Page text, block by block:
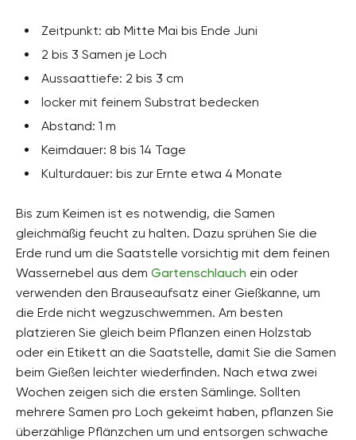
Zeitpunkt: ab Mitte Mai bis Ende Juni
2 bis 3 Samen je Loch
Aussaattiefe: 2 bis 3 cm
locker mit feinem Substrat bedecken
Abstand: 1 m
Keimdauer: 8 bis 14 Tage
Kulturdauer: bis zur Ernte etwa 4 Monate
Bis zum Keimen ist es notwendig, die Samen
gleichmäßig feucht zu halten. Dazu sprühen Sie die
Erde rund um die Saatstelle vorsichtig mit dem feinen
Wassernebel aus dem Gartenschlauch ein oder
verwenden den Brauseaufsatz einer Gießkanne, um
die Erde nicht wegzuschwemmen. Am besten
platzieren Sie gleich beim Pflanzen einen Holzstab
oder ein Etikett an die Saatstelle, damit Sie die Samen
beim Gießen leichter wiederfinden. Nach etwa zwei
Wochen zeigen sich die ersten Sämlinge. Sollten
mehrere Samen pro Loch gekeimt haben, pflanzen Sie
überzählige Pflänzchen um und entsorgen schwache